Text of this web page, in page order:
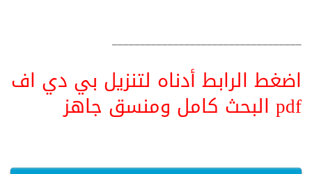
__________________________________
اضغط الرابط أدناه لتنزيل بي دي اف
pdf البحث كامل ومنسق جاهز